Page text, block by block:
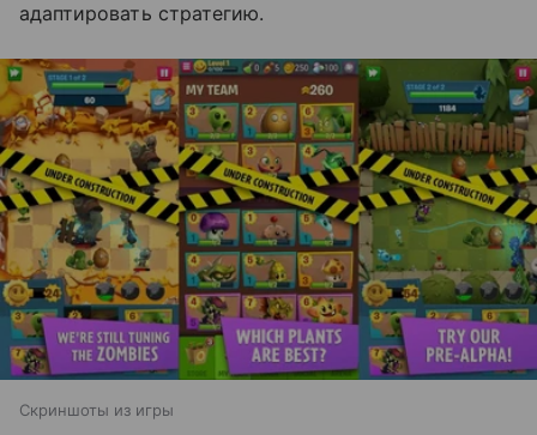
адаптировать стратегию.
Скриншоты из игры